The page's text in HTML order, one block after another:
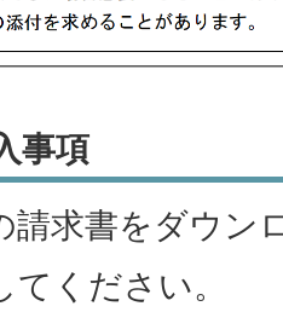
事項
請求書をダウン
ください。